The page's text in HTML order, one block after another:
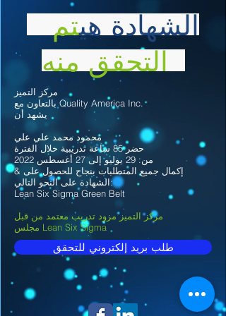
الشهادة هيتم
مركز التميز
بالتعاون مع Quality America Inc.
يشهد أن
محمود محمد علي علي
حضر 85 ساعة تدريبية خلال الفترة
من: 29 يوليو إلى 27 أغسطس 2022
& إكمال جميع المتطلبات بنجاح للحصول على
الشهادة على النحو التالي:
Lean Six Sigma Green Belt
مركز التميز مزود تدريب معتمد من قبل
مجلس Lean Six Sigma
طلب بريد إلكتروني للتحقق